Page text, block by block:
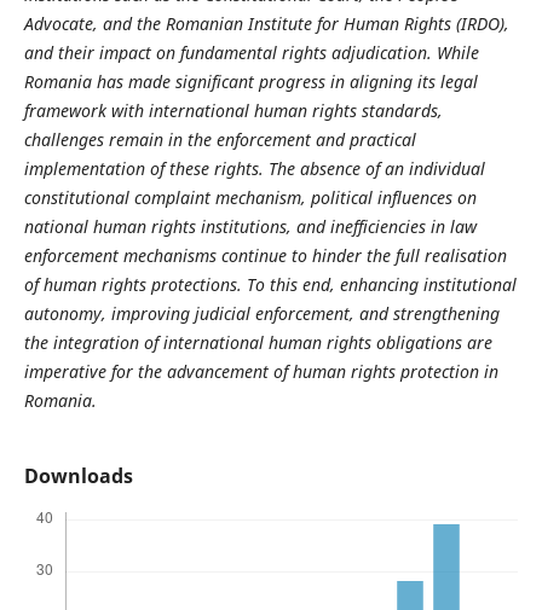
Advocate, and the Romanian Institute for Human Rights (IRDO),
and their impact on fundamental rights adjudication. While
Romania has made significant progress in aligning its legal
framework with international human rights standards,
challenges remain in the enforcement and practical
implementation of these rights. The absence of an individual
constitutional complaint mechanism, political influences on
national human rights institutions, and inefficiencies in law
enforcement mechanisms continue to hinder the full realisation
of human rights protections. To this end, enhancing institutional
autonomy, improving judicial enforcement, and strengthening
the integration of international human rights obligations are
imperative for the advancement of human rights protection in
Romania.
Downloads